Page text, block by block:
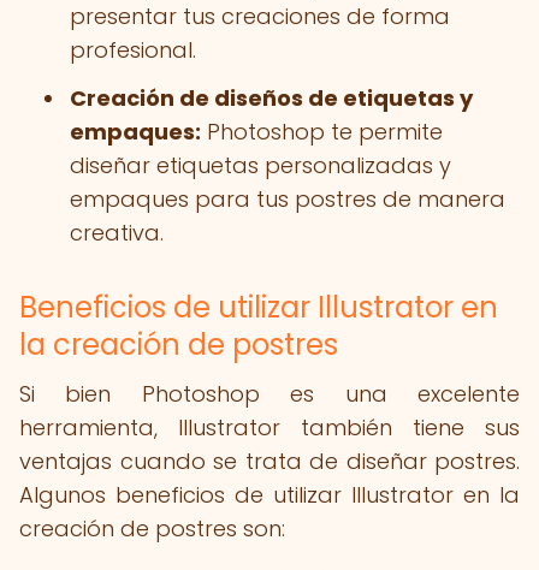
presentar tus creaciones de forma
profesional.
Creación de diseños de etiquetas y
empaques: Photoshop te permite
diseñar etiquetas personalizadas y
empaques para tus postres de manera
creativa.
Beneficios de utilizar Illustrator en
la creación de postres
Si bien Photoshop es una excelente
herramienta, Illustrator también tiene sus
ventajas cuando se trata de diseñar postres.
Algunos beneficios de utilizar Illustrator en la
creación de postres son: